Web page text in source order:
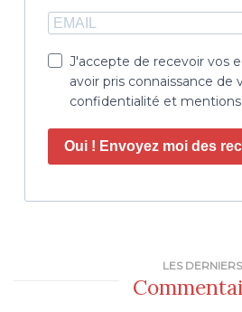
J'accepte de recevoir vos
avoir pris connaissance de
confidentialité et mentions
Oui ! Envoyez moi des
LES DERNIERS